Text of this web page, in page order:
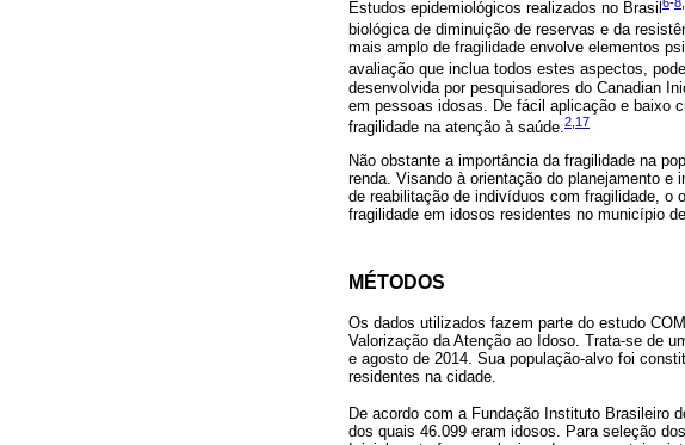
Estudos epidemiológicos realizados no Brasil
biológica de diminuição de reservas e da
mais amplo de fragilidade envolve elementos
avaliação que inclua todos estes aspectos,
desenvolvida por pesquisadores do Canadian
em pessoas idosas. De fácil aplicação e baixo
fragilidade na atenção à saúde.2 17
Não obstante a importância da fragilidade na
renda. Visando à orientação do planejamento
de reabilitação de indivíduos com fragilidade, o
fragilidade em idosos residentes no município
MÉTODOS
Os dados utilizados fazem parte do estudo
Valorização da Atenção ao Idoso. Trata-se de
e agosto de 2014. Sua população-alvo foi
residentes na cidade.
De acordo com a Fundação Instituto Brasileiro
dos quais 46.099 eram idosos. Para seleção